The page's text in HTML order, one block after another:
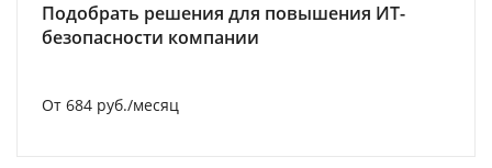
Подобрать решения для повышения ИТ-
безопасности компании
От 684 руб./месяц